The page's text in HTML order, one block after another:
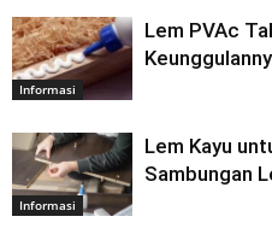
Informasi
Lem PVAc
Informasi
Lem Kayu
Sambungan